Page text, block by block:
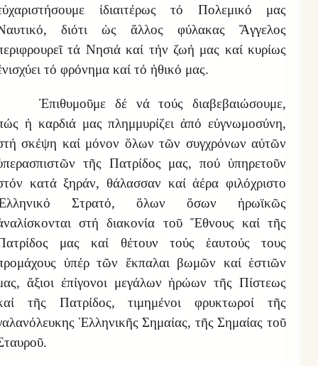
ἰδιαιτέρως τό Πολεμικό μας
διότι ὡς ἄλλος φύλακας Ἄγγελος
τά Νησιά καί τήν ζωή μας καί κυρίως
τό φρόνημα καί τό ἠθικό μας.
Ἐπιθυμοῦμε δέ νά τούς διαβεβαιώσουμε,
ἡ καρδιά μας πλημμυρίζει ἀπό εὐγνωμοσύνη,
σκέψη καί μόνον ὅλων τῶν συγχρόνων αὐτῶν
τῆς Πατρίδος μας, πού ὑπηρετοῦν
κατά ξηράν, θάλασσαν καί ἀέρα φιλόχριστο
Στρατό, ὅλων ὅσων ἡρωϊκῶς
στή διακονία τοῦ Ἔθνους καί τῆς
μας καί θέτουν τούς ἑαυτούς τους
ὑπέρ τῶν ἔκπαλαι βωμῶν καί ἑστιῶν
ἄξιοι ἐπίγονοι μεγάλων ἡρώων τῆς Πίστεως
τῆς Πατρίδος, τιμημένοι φρυκτωροί τῆς
Ἑλληνικῆς Σημαίας, τῆς Σημαίας τοῦ